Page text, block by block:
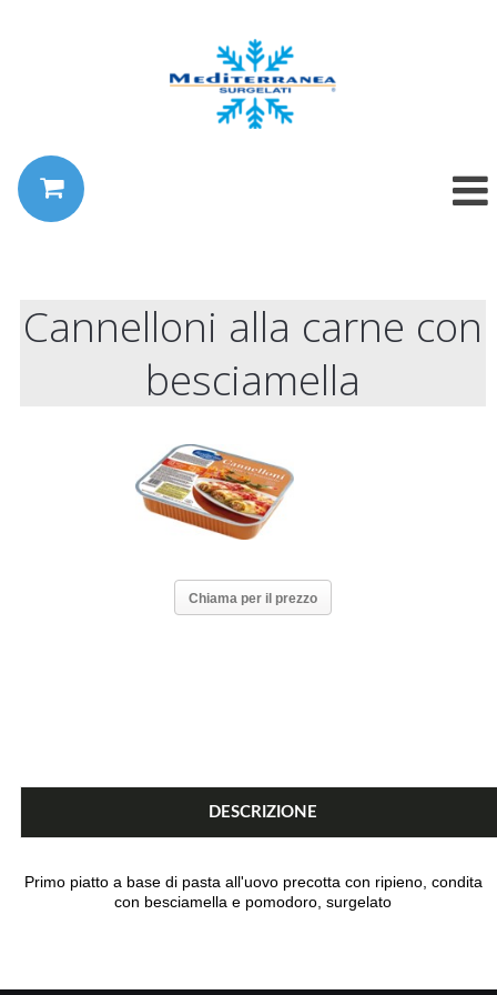
Cannelloni alla carne con
besciamella
Chiama per il prezzo
DESCRIZIONE
Primo piatto a base di pasta all'uovo precotta con ripieno, condita
con besciamella e pomodoro, surgelato